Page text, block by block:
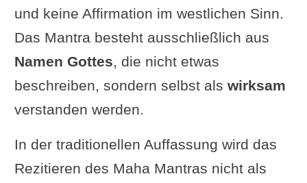
und keine Affirmation im westlichen Sinn.
Das Mantra besteht ausschließlich aus
Namen Gottes, die nicht etwas
beschreiben, sondern selbst als wirksam
verstanden werden.
In der traditionellen Auffassung wird das
Rezitieren des Maha Mantras nicht als